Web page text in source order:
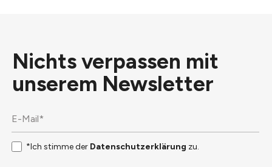
Nichts verpassen mit
unserem Newsletter
*Ich stimme der Datenschutzerklärung zu.